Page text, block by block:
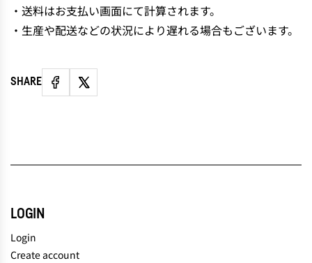
・送料はお支払い画面にて計算されます。
・生産や配送などの状況により遅れる場合もございます。
SHARE
LOGIN
Login
Create account